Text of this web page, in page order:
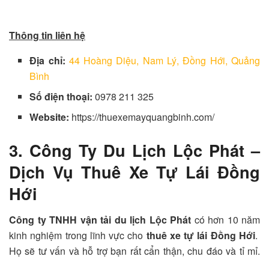
Thông tin liên hệ
Địa chỉ: 44 Hoàng Diệu, Nam Lý, Đồng Hới, Quảng
Bình
Số điện thoại:0978 211 325
Website: https://thuexemayquangbinh.com/
3. Công Ty Du Lịch Lộc Phát –
Dịch Vụ Thuê Xe Tự Lái Đồng
Hới
Công ty TNHH vận tải du lịch Lộc Phát có hơn 10 năm
kinh nghiệm trong lĩnh vực cho thuê xe tự lái Đồng Hới.
Họ sẽ tư vấn và hỗ trợ bạn rất cẩn thận, chu đáo và tỉ mỉ.